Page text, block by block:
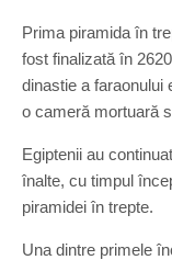
Prima piramida în
fost finalizată în
dinastie a faraonului
o cameră mortuară
Egiptenii au
înalte, cu timpul
piramidei în trepte.
Una dintre primele